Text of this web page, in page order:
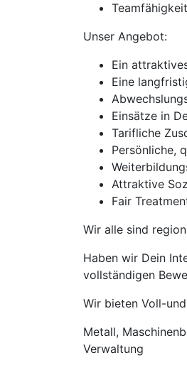
Unser Angebot:
Ein
Eine
Einsätze in
Tarifliche
Persönliche,
Attraktive
Fair
Wir alle sind
Haben wir Dein
vollständigen
Wir bieten Voll-
Metall,
Verwaltung